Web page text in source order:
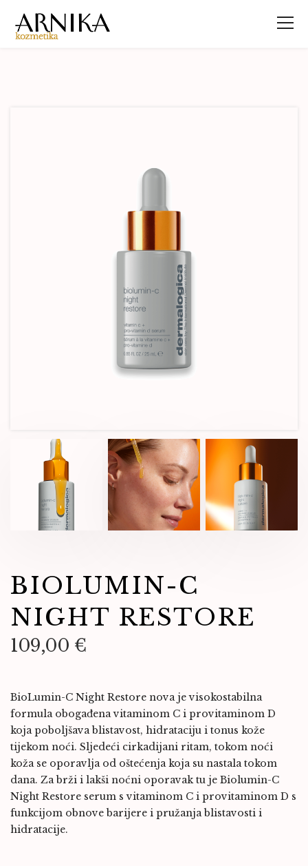
BIOLUMIN-C
NIGHT RESTORE
109,00 €
BioLumin-C Night Restore nova je visokostabilna
formula obogađena vitaminom C i provitaminom D
koja poboljšava blistavost, hidrataciju i tonus kože
tijekom noći. Sljedeći cirkadijani ritam, tokom noći
koža se oporavlja od oštećenja koja su nastala tokom
dana. Za brži i lakši noćni oporavak tu je Biolumin-C
Night Restore serum s vitaminom C i provitaminom D s
funkcijom obnove barijere i pružanja blistavosti i
hidratacije.